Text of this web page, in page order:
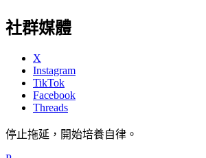
社群媒體
X
Instagram
TikTok
Facebook
Threads
停止拖延，開始培養自律。